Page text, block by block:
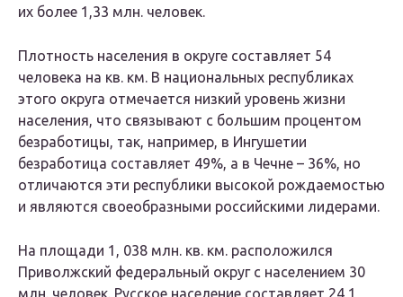
их более 1,33 млн. человек.
Плотность населения в округе составляет 54
человека на кв. км. В национальных республиках
этого округа отмечается низкий уровень жизни
населения, что связывают с большим процентом
безработицы, так, например, в Ингушетии
безработица составляет 49%, а в Чечне – 36%, но
отличаются эти республики высокой рождаемостью
и являются своеобразными российскими лидерами.
На площади 1, 038 млн. кв. км. расположился
Приволжский федеральный округ с населением 30